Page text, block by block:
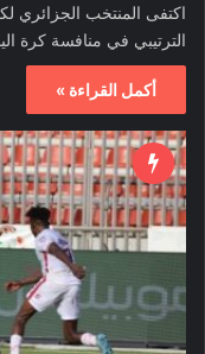
اكتفى المنتخب الجزائري
الترتيبي في منافسة كرة
أكمل القراءة »